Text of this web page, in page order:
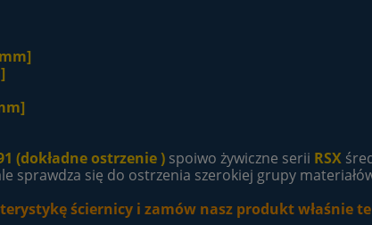
(dokładne ostrzenie ) spoiwo żywiczne serii RSX
sprawdza się do ostrzenia szerokiej grupy
ściernicy i zamów nasz produkt właśnie